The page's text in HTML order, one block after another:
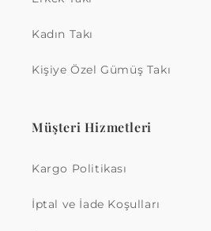
Kadın Takı
Kişiye Özel Gümüş Takı
Müşteri Hizmetleri
Kargo Politikası
İptal ve İade Koşulları